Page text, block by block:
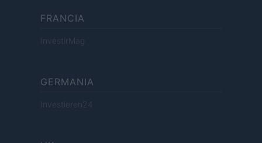
FRANCIA
InvestirMag
GERMANIA
Investieren24